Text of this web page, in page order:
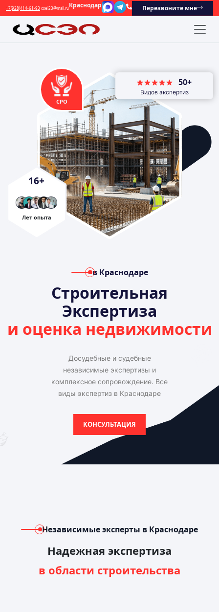
+7(928)414-61-93 csel23@mail.ruКраснодар Перезвоните мне
в Краснодаре
Строительная
Экспертиза
и оценка недвижимости
Досудебные и судебные
независимые экспертизы и
комплексное сопровождение. Все
виды экспертиз в Краснодаре
КОНСУЛЬТАЦИЯ
16+
Лет опыта
СРО
50+
Видов экспертиз
Независимые эксперты в Краснодаре
Надежная экспертиза
в области строительства